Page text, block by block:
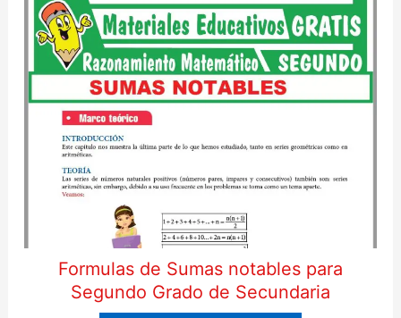
Formulas de Sumas notables para
Segundo Grado de Secundaria